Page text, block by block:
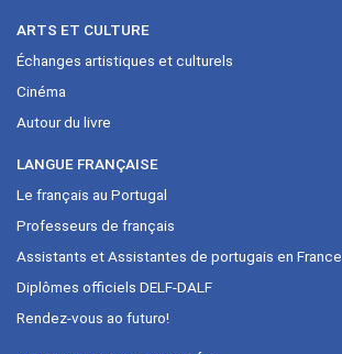
ARTS ET CULTURE
Échanges artistiques et culturels
Cinéma
Autour du livre
LANGUE FRANÇAISE
Le français au Portugal
Professeurs de français
Assistants et Assistantes de portugais en France
Diplômes officiels DELF-DALF
Rendez-vous ao futuro!